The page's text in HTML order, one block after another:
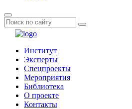
Институт
Эксперты
Спецпроекты
Мероприятия
Библиотека
О проекте
Контакты